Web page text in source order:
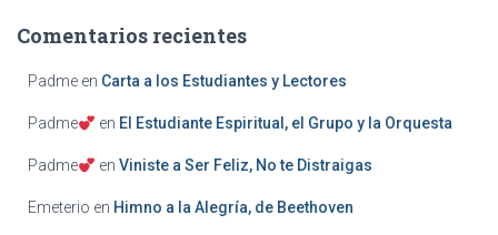
Comentarios recientes
Padme en Carta a los Estudiantes y Lectores
Padme en El Estudiante Espiritual, el Grupo y la Orquesta
Padme en Viniste a Ser Feliz, No te Distraigas
Emeterio en Himno a la Alegría, de Beethoven